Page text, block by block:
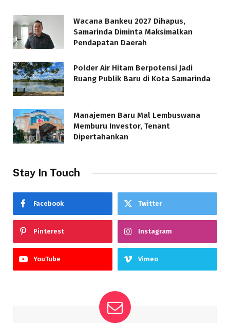
Wacana Bankeu 2027 Dihapus,
Samarinda Diminta Maksimalkan
Pendapatan Daerah
Polder Air Hitam Berpotensi Jadi
Ruang Publik Baru di Kota Samarinda
Manajemen Baru Mal Lembuswana
Memburu Investor, Tenant
Dipertahankan
Stay In Touch
Facebook Twitter
Pinterest Instagram
YouTube Vimeo